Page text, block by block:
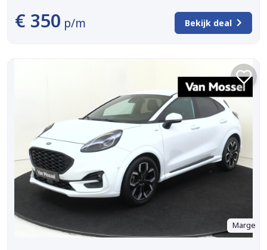
€ 350 p/m Bekijk deal
Marge